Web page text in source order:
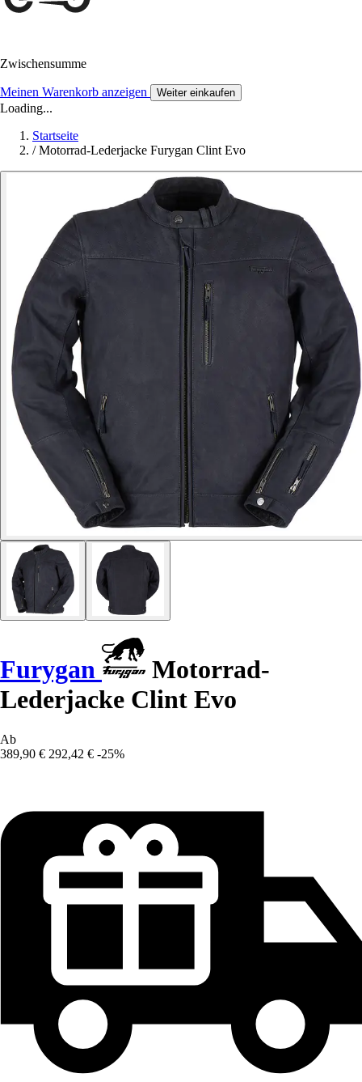
Zwischensumme
Meinen Warenkorb anzeigen Weiter einkaufen
Loading...
Startseite
/ Motorrad-Lederjacke Furygan Clint Evo
Furygan
Motorrad-
Lederjacke Clint Evo
Ab
389,90 € 292,42 € -25%